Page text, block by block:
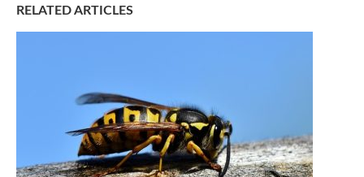
RELATED ARTICLES